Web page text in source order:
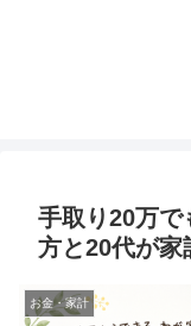
手取り20万で
方と20代が家
お金・家計